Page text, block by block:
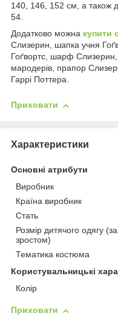
140, 146, 152 см, а також
54.
Додатково можна купити
Слизерин, шапка учня
Гоґвортс, шарф
мародерів, прапор
Гаррі Поттера.
Приховати
Характеристики
Основні атрибути
Виробник
Країна виробник
Стать
Розмір дитячого одягу (за
зростом)
Тематика костюма
Користувальницькі
Колір
Приховати